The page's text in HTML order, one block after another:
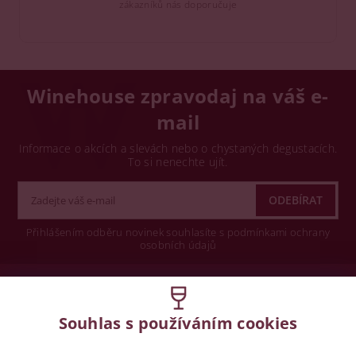
Winehouse zpravodaj na váš e-
mail
Informace o akcích a slevách nebo o chystaných degustacích.
To si nenechte ujít.
Přihlášením odběru novinek souhlasíte s podmínkami ochrany
osobních údajů
LegislativaSouhlas s používáním cookies